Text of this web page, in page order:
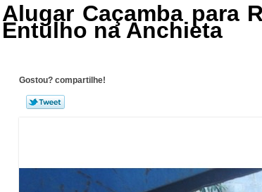
Alugar Caçamba para
Entulho na Anchieta
Gostou? compartilhe!